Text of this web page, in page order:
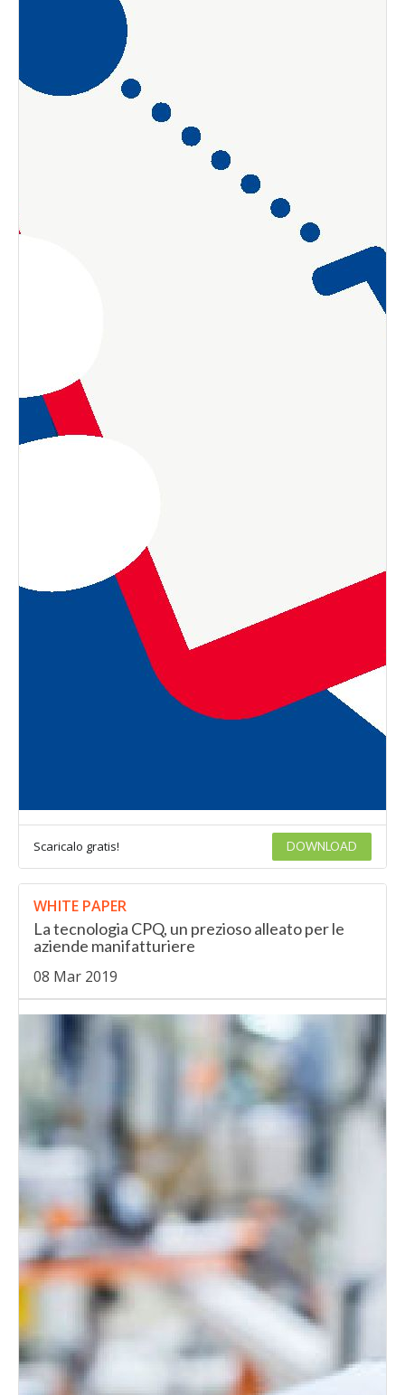
Scaricalo gratis! DOWNLOAD
WHITE PAPER
La tecnologia CPQ, un prezioso alleato per le
aziende manifatturiere
08 Mar 2019